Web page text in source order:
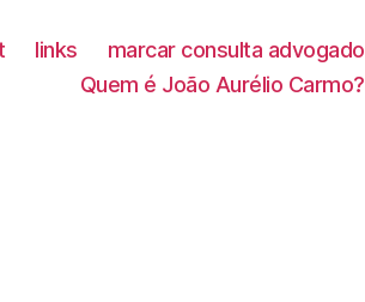
links
marcar consulta advogado
Quem é João Aurélio Carmo?